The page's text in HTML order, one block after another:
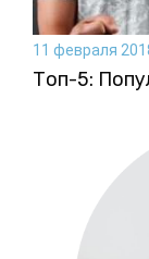
11 февраля
Топ-5: